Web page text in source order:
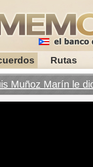
Rutas
Muñoz Marín le